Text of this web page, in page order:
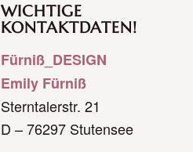
WICHTIGE
KONTAKTDATEN!
Fürniß_DESIGN
Emily Fürniß
Sterntalerstr. 21
D – 76297 Stutensee